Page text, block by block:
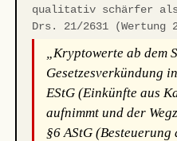
qualitativ schärfer als
Drs. 21/2631 (Wertung
„Kryptowerte ab dem
Gesetzesverkündung
EStG (Einkünfte aus
aufnimmt und der
§6 AStG (Besteuerung